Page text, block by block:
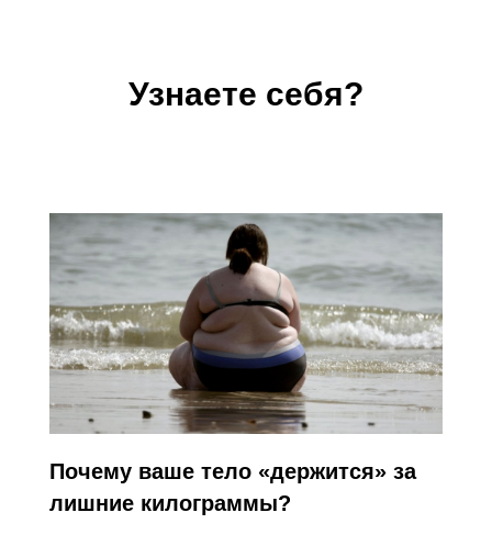
Узнаете себя?
Почему ваше тело «держится» за
лишние килограммы?